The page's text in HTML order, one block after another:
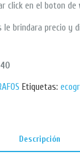
click en el boton de
brindara precio y
Etiquetas:
Descripción